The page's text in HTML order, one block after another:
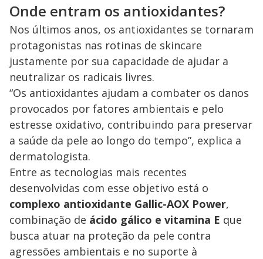
Onde entram os antioxidantes?
Nos últimos anos, os antioxidantes se tornaram
protagonistas nas rotinas de skincare
justamente por sua capacidade de ajudar a
neutralizar os radicais livres.
“Os antioxidantes ajudam a combater os danos
provocados por fatores ambientais e pelo
estresse oxidativo, contribuindo para preservar
a saúde da pele ao longo do tempo”, explica a
dermatologista.
Entre as tecnologias mais recentes
desenvolvidas com esse objetivo está o
complexo antioxidante Gallic-AOX Power,
combinação de ácido gálico e vitamina E que
busca atuar na proteção da pele contra
agressões ambientais e no suporte à